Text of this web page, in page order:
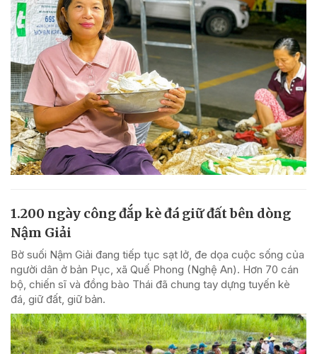
1.200 ngày công đắp kè đá giữ đất bên dòng
Nậm Giải
Bờ suối Nậm Giải đang tiếp tục sạt lở, đe dọa cuộc sống của
người dân ở bản Pục, xã Quế Phong (Nghệ An). Hơn 70 cán
bộ, chiến sĩ và đồng bào Thái đã chung tay dựng tuyến kè
đá, giữ đất, giữ bản.